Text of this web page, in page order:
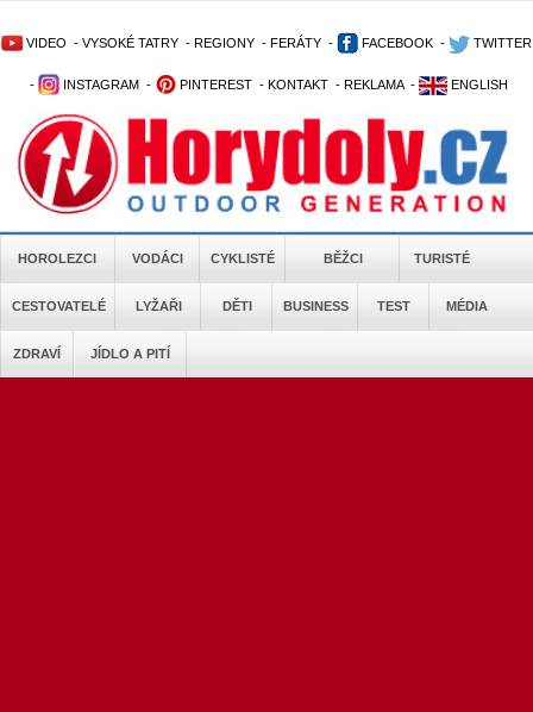
VIDEO - VYSOKÉ TATRY - REGIONY - FERÁTY - FACEBOOK - TWITTER
- INSTAGRAM - PINTEREST - KONTAKT - REKLAMA - ENGLISH
HOROLEZCI VODÁCI CYKLISTÉ BĚŽCI TURISTÉ
CESTOVATELÉ LYŽAŘI DĚTI BUSINESS TEST MÉDIA
ZDRAVÍ JÍDLO A PITÍ